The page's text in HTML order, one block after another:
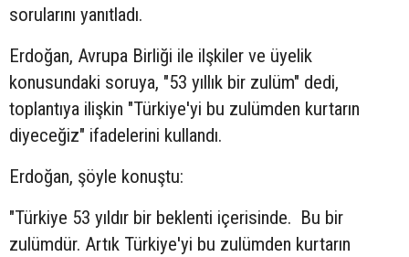
sorularını yanıtladı.
Erdoğan, Avrupa Birliği ile ilşkiler ve üyelik
konusundaki soruya, "53 yıllık bir zulüm" dedi,
toplantıya ilişkin "Türkiye'yi bu zulümden kurtarın
diyeceğiz" ifadelerini kullandı.
Erdoğan, şöyle konuştu:
"Türkiye 53 yıldır bir beklenti içerisinde. Bu bir
zulümdür. Artık Türkiye'yi bu zulümden kurtarın